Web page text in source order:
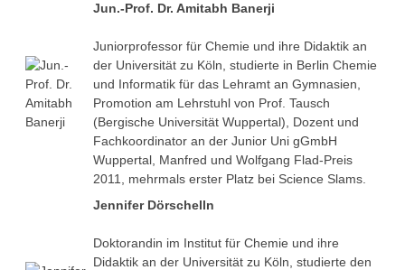
Jun.-Prof. Dr. Amitabh Banerji
Juniorprofessor für Chemie und ihre Didaktik an
der Universität zu Köln, studierte in Berlin Chemie
und Informatik für das Lehramt an Gymnasien,
Promotion am Lehrstuhl von Prof. Tausch
(Bergische Universität Wuppertal), Dozent und
Fachkoordinator an der Junior Uni gGmbH
Wuppertal, Manfred und Wolfgang Flad-Preis
2011, mehrmals erster Platz bei Science Slams.
Jennifer Dörschelln
Doktorandin im Institut für Chemie und ihre
Didaktik an der Universität zu Köln, studierte den